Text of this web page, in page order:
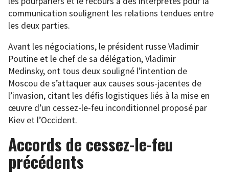
communication soulignent les relations tendues entre
les deux parties.
Avant les négociations, le président russe Vladimir
Poutine et le chef de sa délégation, Vladimir
Medinsky, ont tous deux souligné l’intention de
Moscou de s’attaquer aux causes sous-jacentes de
l’invasion, citant les défis logistiques liés à la mise en
œuvre d’un cessez-le-feu inconditionnel proposé par
Kiev et l’Occident.
Accords de cessez-le-feu
précédents